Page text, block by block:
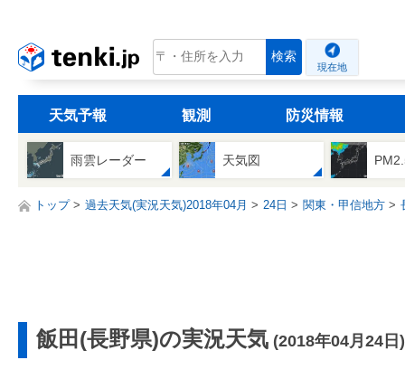
tenki.jp 検索
現在地
天気予報 観測 防災情報
雨雲レーダー 天気図
トップ 過去天気(実況天気)2018年04月 24日 関東・甲信地方
飯田(長野県)の実況天気 (2018年04月24日)